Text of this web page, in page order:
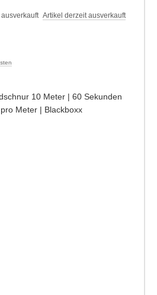
Artikel derzeit ausverkauft